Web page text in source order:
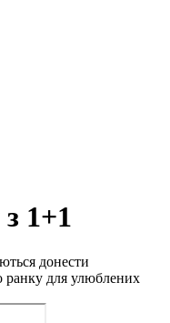
1+1
донести
ранку для улюблених